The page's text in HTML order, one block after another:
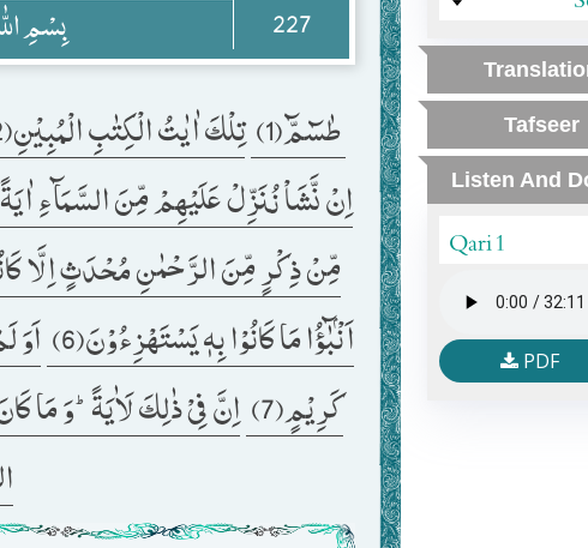
227
بِسْمِ
طٰسٓمّٓ(1) تِلْكَ اٰیٰتُ الْكِتٰبِ الْمُبِیْنِ(2)
اِنْ نَّشَاْ نُنَزِّلْ عَلَیْهِمْ مِّنَ السَّمَآءِ
مِّنْ ذِكْرٍ مِّنَ الرَّحْمٰنِ مُحْدَثٍ اِلَّا
اَنْۢبٰٓؤُا مَا كَانُوْا بِهٖ یَسْتَهْزِءُوْنَ(6)
كَرِیْمٍ(7)
اِنَّ فِیْ ذٰلِكَ لَاٰیَةًؕ-وَ مَا
Tafseer
Listen And
Qari 1
PDF